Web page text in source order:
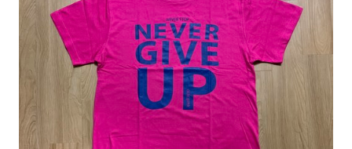
べられなかったこと。まるで手入れをしないまま枯れていく花
のように。この状況に何もできなかった自分自身を悔やんでし
まう毎日でもある。どのようにこの気持ちを整理していくのか
を、この週末にもう一度考えていきたいと思っている。 こんな
ときは犬と散歩に行く。犬に行き先を任せて、緑道や公園を歩
き、気持ちを落ち着かせていく。深呼吸する。朝の新たな空気
をリロードする。僕の身体中に沁み渡り汚れきった思考を綺麗